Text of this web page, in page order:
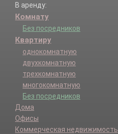
В аренду:
Комнату
Без посредников
Квартиру
однокомнатную
двухкомнатную
трехкомнатную
многокомнатную
Без посредников
Дома
Офисы
Коммерческая недвижимость